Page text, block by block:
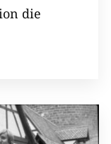
die